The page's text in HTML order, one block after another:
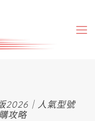
2026｜人氣型號
攻略